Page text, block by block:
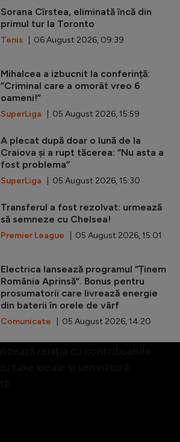
Sorana Cîrstea, eliminată încă din
primul tur la Toronto
Tenis | 06 August 2026, 09:39
Mihalcea a izbucnit la conferință:
”Criminal care a omorât vreo 6
oameni!”
SuperLiga | 05 August 2026, 15:59
A plecat după doar o lună de la
Craiova și a rupt tăcerea: ”Nu asta a
fost problema”
SuperLiga | 05 August 2026, 15:30
Transferul a fost rezolvat: urmează
să semneze cu Chelsea!
Premier League | 05 August 2026, 15:01
Electrica lansează programul ”Ținem
România Aprinsă”. Bonus pentru
prosumatorii care livrează energie
din baterii în orele de vârf
Comunicate | 05 August 2026, 14:20